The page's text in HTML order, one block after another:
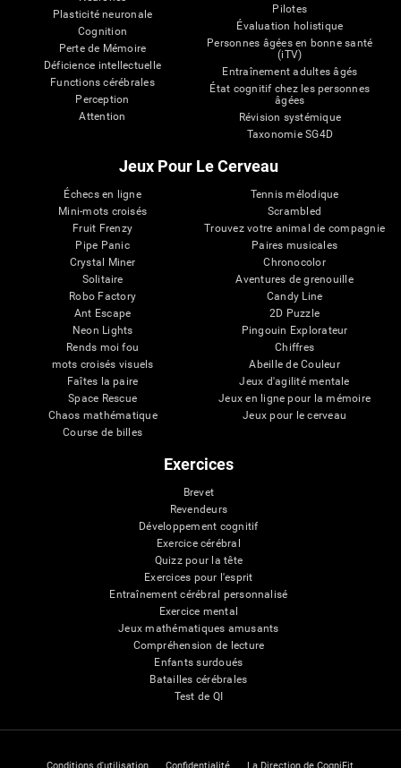
Plasticité neuronale
Cognition
Perte de Mémoire
Déficience intellectuelle
Functions cérébrales
Perception
Attention
Pilotes
Évaluation holistique
Personnes âgées en bonne santé
(iTV)
Entraînement adultes âgés
État cognitif chez les personnes
âgées
Révision systémique
Taxonomie SG4D
Jeux Pour Le Cerveau
Échecs en ligne
Mini-mots croisés
Fruit Frenzy
Pipe Panic
Crystal Miner
Solitaire
Robo Factory
Ant Escape
Neon Lights
Rends moi fou
mots croisés visuels
Faîtes la paire
Space Rescue
Chaos mathématique
Course de billes
Tennis mélodique
Scrambled
Trouvez votre animal de compagnie
Paires musicales
Chronocolor
Aventures de grenouille
Candy Line
2D Puzzle
Pingouin Explorateur
Chiffres
Abeille de Couleur
Jeux d'agilité mentale
Jeux en ligne pour la mémoire
Jeux pour le cerveau
Exercices
Brevet
Revendeurs
Développement cognitif
Exercice cérébral
Quizz pour la tête
Exercices pour l'esprit
Entraînement cérébral personnalisé
Exercice mental
Jeux mathématiques amusants
Compréhension de lecture
Enfants surdoués
Batailles cérébrales
Test de QI